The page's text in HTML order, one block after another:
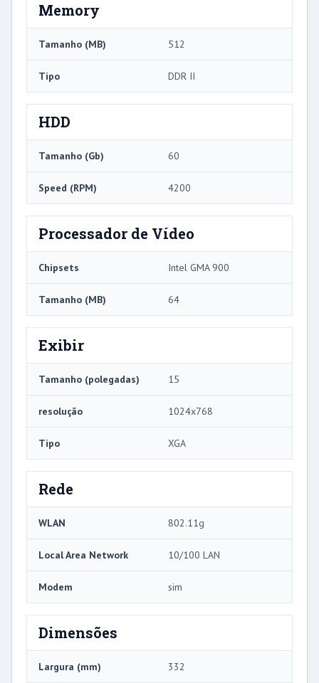
Memory
Tamanho (MB) 512
Tipo DDR II
HDD
Tamanho (Gb) 60
Speed ​​(RPM) 4200
Processador de Vídeo
Chipsets Intel GMA 900
Tamanho (MB) 64
Exibir
Tamanho (polegadas) 15
resolução 1024x768
Tipo XGA
Rede
WLAN 802.11g
Local Area Network 10/100 LAN
Modem sim
Dimensões
Largura (mm) 332